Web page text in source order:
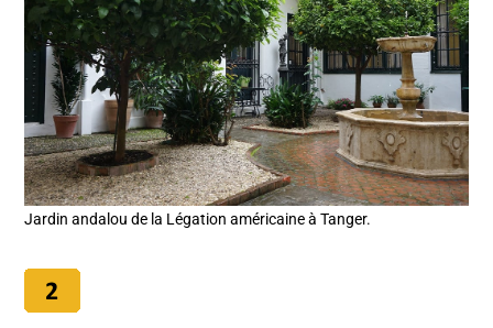
Jardin andalou de la Légation américaine à Tanger.